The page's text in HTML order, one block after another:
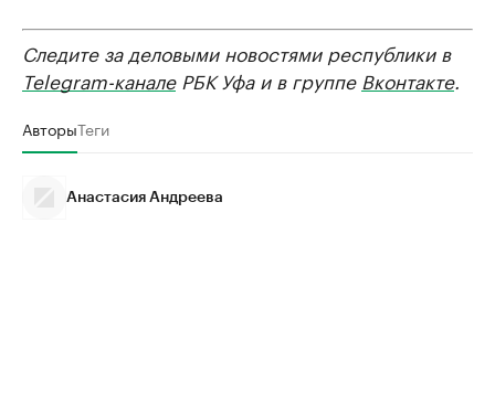
Следите за деловыми новостями республики в
Telegram-каналеРБК Уфа и в группе Вконтакте.
АвторыТеги
Анастасия Андреева